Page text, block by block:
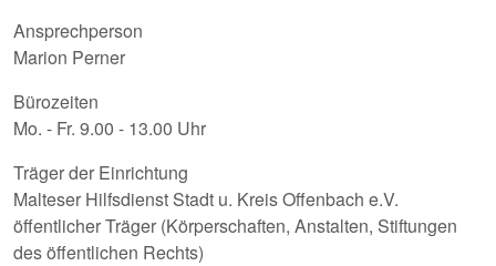
Ansprechperson
Marion Perner
Bürozeiten
Mo. - Fr. 9.00 - 13.00 Uhr
Träger der Einrichtung
Malteser Hilfsdienst Stadt u. Kreis Offenbach e.V.
öffentlicher Träger (Körperschaften, Anstalten, Stiftungen
des öffentlichen Rechts)